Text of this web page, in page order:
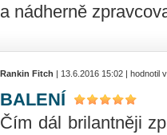
a nádherně
Rankin Fitch | 13.6.2016 15:02 | hodnotil
BALENÍ
Čím dál brilantněji